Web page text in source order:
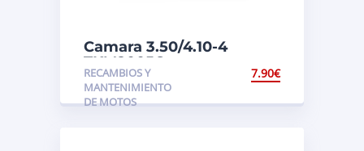
Camara 3.50/4.10-4
TKM20056
RECAMBIOS Y
MANTENIMIENTO
DE MOTOS
7.90€